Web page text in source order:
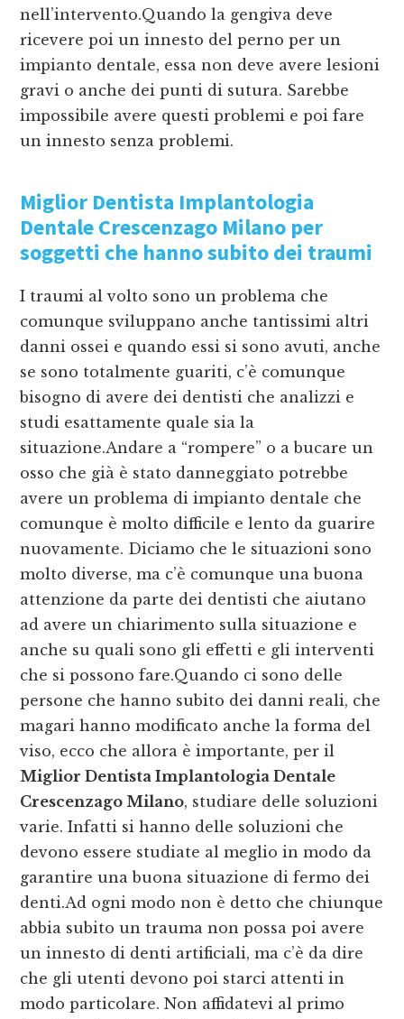
nell’intervento.Quando la gengiva deve
ricevere poi un innesto del perno per un
impianto dentale, essa non deve avere lesioni
gravi o anche dei punti di sutura. Sarebbe
impossibile avere questi problemi e poi fare
un innesto senza problemi.
Miglior Dentista Implantologia
Dentale Crescenzago Milano per
soggetti che hanno subito dei traumi
I traumi al volto sono un problema che
comunque sviluppano anche tantissimi altri
danni ossei e quando essi si sono avuti, anche
se sono totalmente guariti, c’è comunque
bisogno di avere dei dentisti che analizzi e
studi esattamente quale sia la
situazione.Andare a “rompere” o a bucare un
osso che già è stato danneggiato potrebbe
avere un problema di impianto dentale che
comunque è molto difficile e lento da guarire
nuovamente. Diciamo che le situazioni sono
molto diverse, ma c’è comunque una buona
attenzione da parte dei dentisti che aiutano
ad avere un chiarimento sulla situazione e
anche su quali sono gli effetti e gli interventi
che si possono fare.Quando ci sono delle
persone che hanno subito dei danni reali, che
magari hanno modificato anche la forma del
viso, ecco che allora è importante, per il
Miglior Dentista Implantologia Dentale
Crescenzago Milano, studiare delle soluzioni
varie. Infatti si hanno delle soluzioni che
devono essere studiate al meglio in modo da
garantire una buona situazione di fermo dei
denti.Ad ogni modo non è detto che chiunque
abbia subito un trauma non possa poi avere
un innesto di denti artificiali, ma c’è da dire
che gli utenti devono poi starci attenti in
modo particolare. Non affidatevi al primo